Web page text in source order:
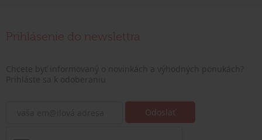
Prihlásenie do newslettra